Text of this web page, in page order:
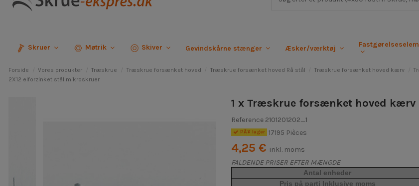
Skruer Møtrik Skiver Gevindskårne stænger Æsker/værktøj
Forside Vores produkter Træskrue Træskrue forsænket hoved Træskrue forsænket hoved Rå stål Træskrue forsænket hoved kærv
2X12 elforzinket stål mikroskruer
1 x Træskrue forsænket hoved
Reference 2101201202_1
PÃ¥ lager 17195 Pièces
4,25 € inkl. moms
FALDENDE PRISER EFTER MÆNGDE
Antal enheder
Pris på parti Inklusive moms